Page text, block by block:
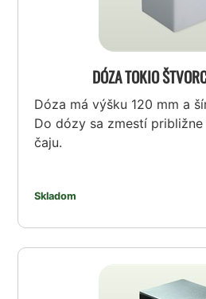
DÓZA TOKIO
Dóza má výšku 120 mm a
Do dózy sa zmestí približne
čaju.
Skladom